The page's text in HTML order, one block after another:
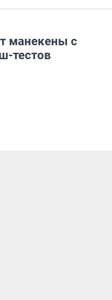
манекены с
тестов